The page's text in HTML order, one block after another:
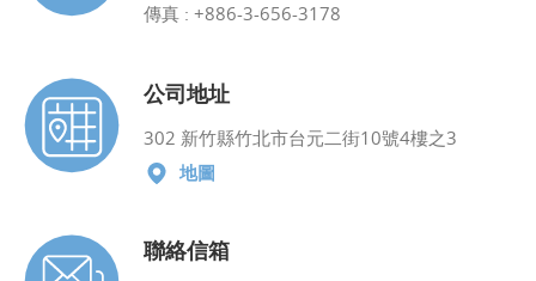
傳真 : +886-3-656-3178
公司地址
302 新竹縣竹北市台元二街10號4樓之3
地圖
聯絡信箱